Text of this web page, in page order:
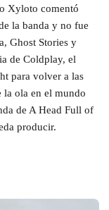
Xyloto comentó
la banda y no fue
Ghost Stories y
de Coldplay, el
para volver a las
la ola en el mundo
de A Head Full of
producir.